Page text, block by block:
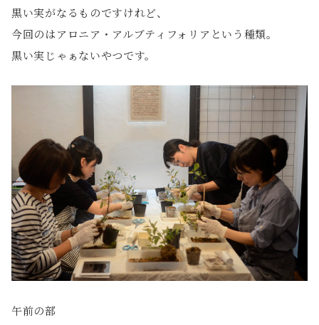
黒い実がなるものですけれど、
今回のはアロニア・アルブティフォリアという種類。
黒い実じゃぁないやつです。
午前の部